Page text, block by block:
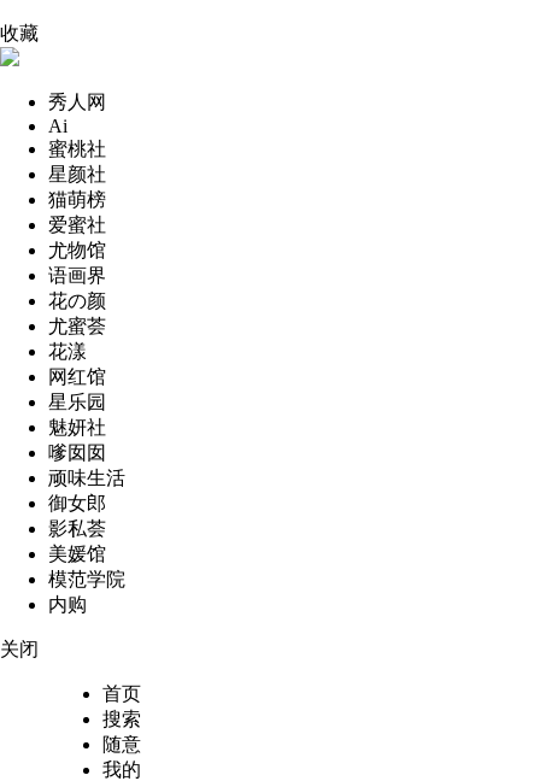
收藏
秀人网
Ai
蜜桃社
星颜社
猫萌榜
爱蜜社
尤物馆
语画界
花の颜
尤蜜荟
花漾
网红馆
星乐园
魅妍社
嗲囡囡
顽味生活
御女郎
影私荟
美媛馆
模范学院
内购
关闭
首页
搜索
随意
我的